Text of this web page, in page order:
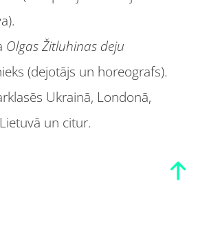
Olgas Žitluhinas deju
(dejotājs un horeografs).
Ukrainā, Londonā,
un citur.